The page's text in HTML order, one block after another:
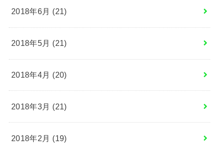
2018年6月 (21)
2018年5月 (21)
2018年4月 (20)
2018年3月 (21)
2018年2月 (19)